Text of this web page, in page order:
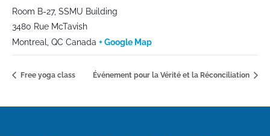
Room B-27, SSMU Building
3480 Rue McTavish
Montreal
QC Canada + Google Map
Free yoga class Événement pour la Vérité et la Réconciliation